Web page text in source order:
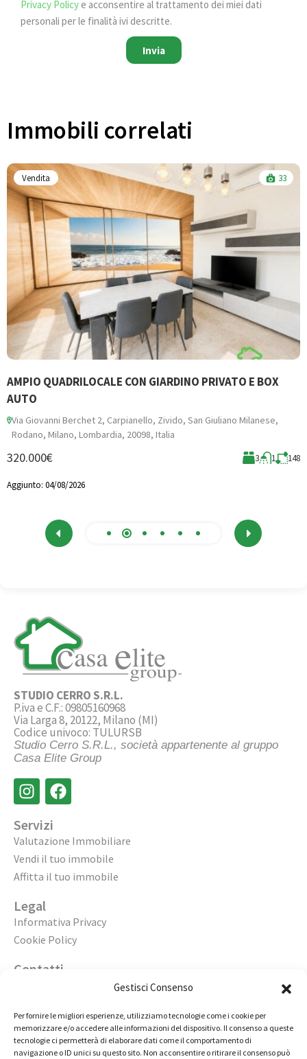
Gestisci Consenso
Per fornire le migliori esperienze, utilizziamo tecnologie come i cookie per
memorizzare e/o accedere alle informazioni del dispositivo. Il consenso a queste
tecnologie ci permetterà di elaborare dati come il comportamento di
navigazione o ID unici su questo sito. Non acconsentire o ritirare il consenso può
Privacy Policy e acconsentire al trattamento dei miei dati
personali per le finalità ivi descritte.
Invia
Immobili correlati​
Vendita 33
AMPIO QUADRILOCALE CON GIARDINO PRIVATO E BOX
AUTO
Via Giovanni Berchet 2, Carpianello, Zivido, San Giuliano Milanese,
Rodano, Milano, Lombardia, 20098, Italia
320.000€ 3 1 148
Aggiunto: 04/08/2026
STUDIO CERRO S.R.L.
P.iva e C.F.: 09805160968
Via Larga 8, 20122, Milano (MI)
Codice univoco: TULURSB
Studio Cerro S.R.L., società appartenente al gruppo
Casa Elite Group
Servizi
Valutazione Immobiliare
Vendi il tuo immobile
Affitta il tuo immobile
Legal
Informativa Privacy
Cookie Policy
Contatti
02 98236472